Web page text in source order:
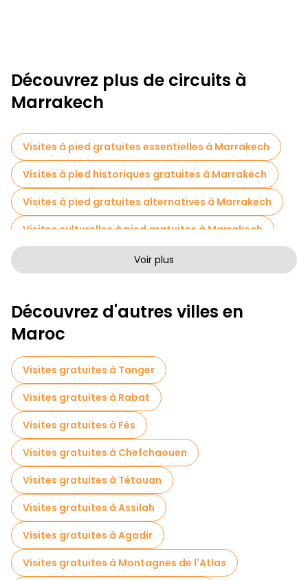
Découvrez plus de circuits à
Marrakech
Visites à pied gratuites essentielles à Marrakech
Visites à pied historiques gratuites à Marrakech
Visites à pied gratuites alternatives à Marrakech
Visites culturelles à pied gratuites à Marrakech
Visites à pied sans art à Marrakech
Activités sportives à Marrakech
Croisières en Marrakech
Visite gratuite de la vieille ville à Marrakech
Visites de marchés en Marrakech
Visites de dégustation locales à Marrakech
Excursions d'une journée gratuites à Marrakech
Visites nocturnes gratuites à Marrakech
Tours à vélo à Marrakech
Visites gastronomiques à Marrakech
Visites gratuites à proximité Jemaa el-Fnaa Square
Voir plus
Découvrez d'autres villes en
Maroc
Visites gratuites à Tanger
Visites gratuites à Rabat
Visites gratuites à Fès
Visites gratuites à Chefchaouen
Visites gratuites à Tétouan
Visites gratuites à Assilah
Visites gratuites à Agadir
Visites gratuites à Montagnes de l'Atlas